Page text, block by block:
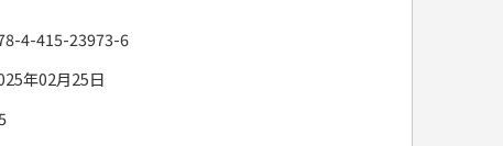
4-415-23973-6
年02月25日